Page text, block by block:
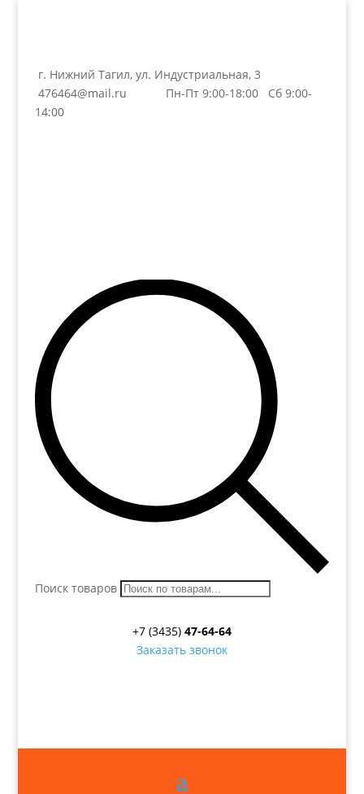
г. Нижний Тагил, ул. Индустриальная, 3
476464@mail.ru
Пн-Пт 9:00-18:00 Сб 9:00-
14:00
Поиск товаров
+7 (3435) 47-64-64
Заказать звонок